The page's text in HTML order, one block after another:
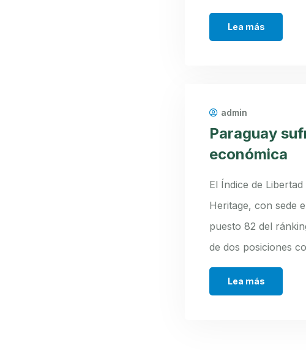
Lea más
admin
Paraguay
económica
El Índice de
Heritage, con sede
puesto 82 del
de dos posiciones
Lea más